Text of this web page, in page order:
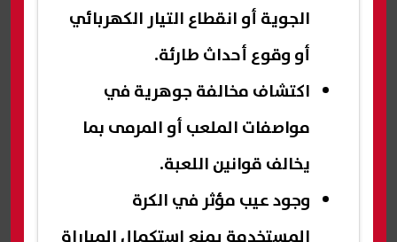
الجوية أو انقطاع التيار الكهربائي
أو وقوع أحداث طارئة.
اكتشاف مخالفة جوهرية في
مواصفات الملعب أو المرمى بما
يخالف قوانين اللعبة.
وجود عيب مؤثر في الكرة